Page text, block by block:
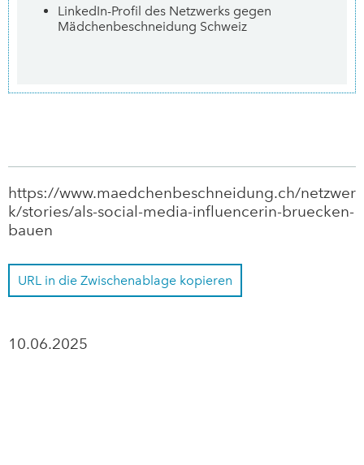
LinkedIn-Profil des Netzwerks gegen
Mädchenbeschneidung Schweiz
https://www.maedchenbeschneidung.ch/netzwer
k/stories/als-social-media-influencerin-bruecken-
bauen
URL in die Zwischenablage kopieren
10.06.2025